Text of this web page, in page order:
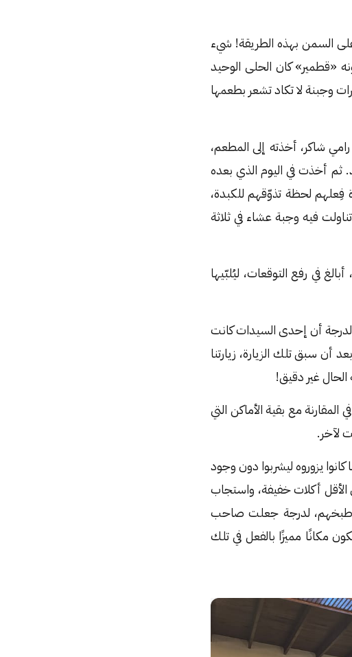
السمن بهذه الطريقة! شيء
«قطمير» كان الحلى الوحيد
وجبنة لا تكاد تشعر بطعمها
شاكر، أخذته إلى المطعم،
ثم أخذت في اليوم الذي بعده
فِعلهم لحظة تذوّقهم للكبدة،
تناولت فيه وجبة عشاء في ثلاثة
في رفع التوقعات، ليُلبّيها
لدرجة أن إحدى السيدات كانت
سبق تلك الزيارة، زيارتنا
الحال غير دقيق!
مع بقية الأماكن التي
لآخر.
يزوروه ليشربوا دون وجود
أكلات خفيفة، واستجاب
في طبخهم، لدرجة جعلت صاحب
مكانًا مميزًا بالفعل في تلك